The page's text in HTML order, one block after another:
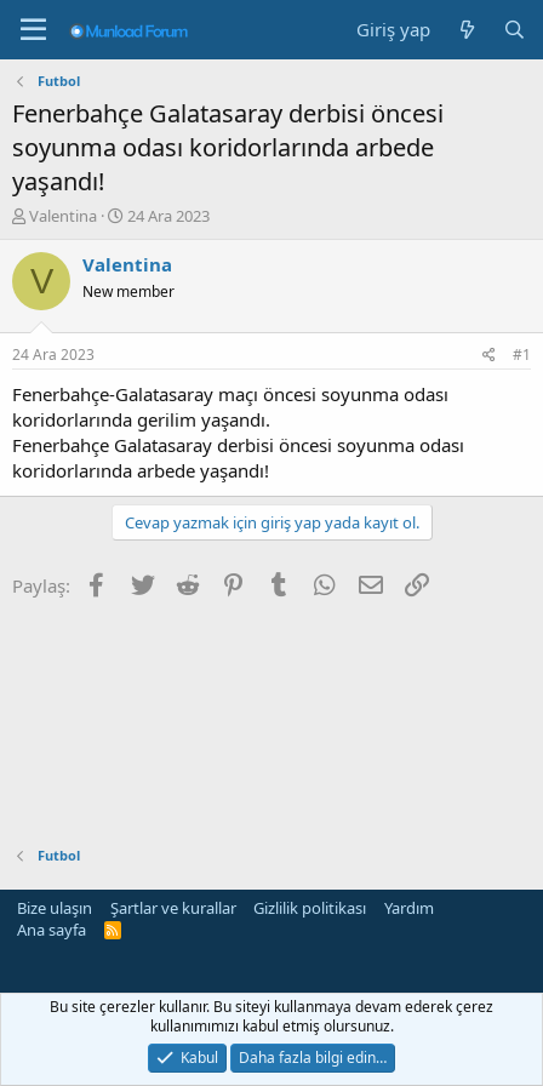
Giriş yap
Futbol
Fenerbahçe Galatasaray derbisi öncesi
soyunma odası koridorlarında arbede
yaşandı!
K
n
b
u
u
b
a
l
a
t
a
Valentina
B
ş
a
ç
a
r
i
h
i
24 Ara 2023
V Valentina
New member
24 Ara 2023 #1
Fenerbahçe-Galatasaray maçı öncesi soyunma odası
koridorlarında gerilim yaşandı.
Fenerbahçe Galatasaray derbisi öncesi soyunma odası
koridorlarında arbede yaşandı!
Cevap yazmak için giriş yap yada kayıt ol.
Paylaş: Facebook
Twitter Reddit PinterestTumblr WhatsApp
E-posta
Futbol
Bize ulaşın Şartlar ve kurallar Gizlilik politikası
Yardım
Ana sayfa
R
Bu site çerezler kullanır. Bu siteyi kullanmaya devam ederek çerez
kullanımımızı kabul etmiş olursunuz.
Kabul
Daha fazla bilgi edin…